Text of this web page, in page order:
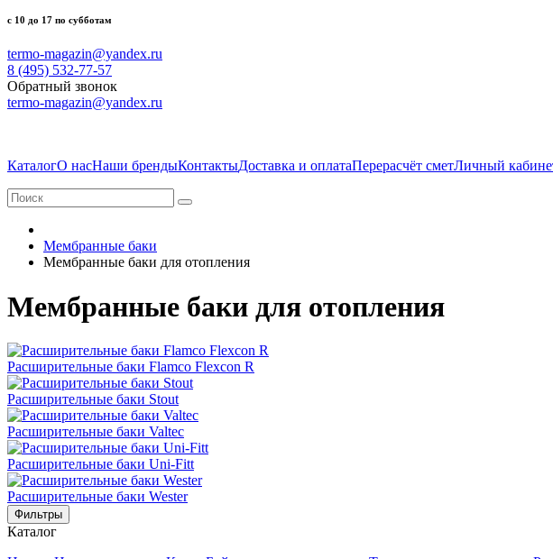
с 10 до 17 по субботам
termo-magazin@yandex.ru
8 (495) 532-77-57
Обратный звонок
termo-magazin@yandex.ru
КаталогО насНаши брендыКонтактыДоставка и оплатаПерерасчёт сметЛичный
Мембранные баки
Мембранные баки для отопления
Мембранные баки для отопления
Расширительные баки Flamco Flexcon R
Расширительные баки Stout
Расширительные баки Valtec
Расширительные баки Uni-Fitt
Расширительные баки Wester
Фильтры
Каталог